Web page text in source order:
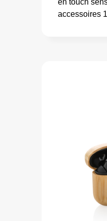
en touch
accessoires